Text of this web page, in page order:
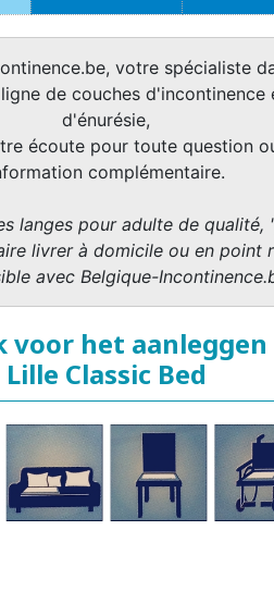
votre spécialiste
de couches d'incontinence
d'énurésie,
écoute pour toute question
complémentaire.
langes pour adulte de qualité,
livrer à domicile ou en point
avec Belgique-
voor het aanleggen
Lille Classic Bed